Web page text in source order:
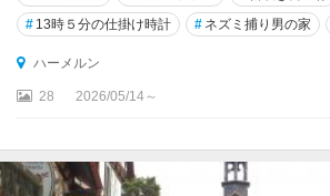
★
ュ
ッ
ド
ル
# 13時５分の仕掛け時計 # ネズミ捕り男の家
ハーメルン
28 2026/05/14～